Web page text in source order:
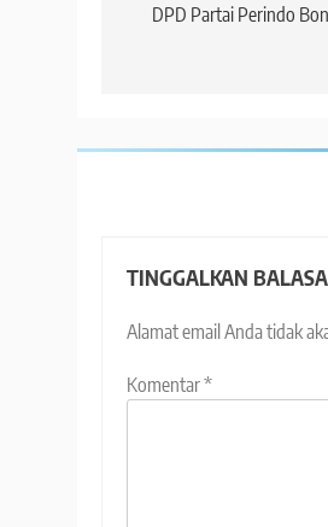
posDPD Partai Perindo
TINGGALKAN
Alamat email Anda tidak
Komentar*